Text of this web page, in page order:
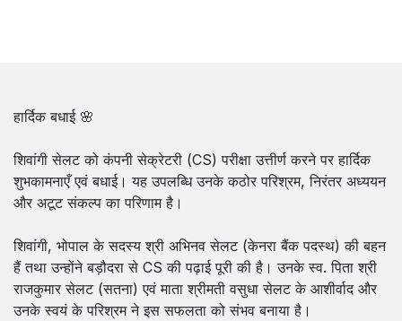
हार्दिक बधाई 🌸
शिवांगी सेलट को कंपनी सेक्रेटरी (CS) परीक्षा उत्तीर्ण करने पर हार्दिक
शुभकामनाएँ एवं बधाई। यह उपलब्धि उनके कठोर परिश्रम, निरंतर अध्ययन
और अटूट संकल्प का परिणाम है।
शिवांगी, भोपाल के सदस्य श्री अभिनव सेलट (केनरा बैंक पदस्थ) की बहन
हैं तथा उन्होंने बड़ौदरा से CS की पढ़ाई पूरी की है। उनके स्व. पिता श्री
राजकुमार सेलट (सतना) एवं माता श्रीमती वसुधा सेलट के आशीर्वाद और
उनके स्वयं के परिश्रम ने इस सफलता को संभव बनाया है।